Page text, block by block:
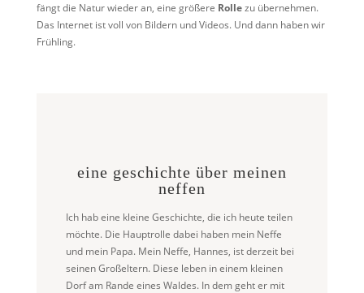
fängt die Natur wieder an, eine größere Rollezu übernehmen.
Das Internet ist voll von Bildern und Videos. Und dann haben wir
Frühling.
eine geschichte über meinen
neffen
Ich hab eine kleine Geschichte, die ich heute teilen
möchte. Die Hauptrolle dabei haben mein Neffe
und mein Papa. Mein Neffe, Hannes, ist derzeit bei
seinen Großeltern. Diese leben in einem kleinen
Dorf am Rande eines Waldes. In dem geht er mit